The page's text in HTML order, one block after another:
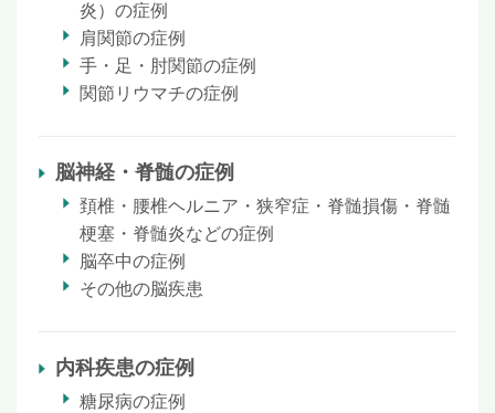
炎）の症例
肩関節の症例
手・足・肘関節の症例
関節リウマチの症例
脳神経・脊髄の症例
頚椎・腰椎ヘルニア・狭窄症・脊髄損傷・脊髄
梗塞・脊髄炎などの症例
脳卒中の症例
その他の脳疾患
内科疾患の症例
糖尿病の症例